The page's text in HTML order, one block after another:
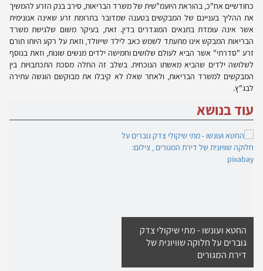
כחודשיים אח"כ, בהוראת היועמ"שית של משרד הבריאות, סירב בנק הזרע להמשיך
את ההליך בעניינם של המבקשים בטענה שמדובר בתרומת זרע שאינה אנונימית
אשר אינה עומדת בתנאים המוגדרים בדין. זאת, בעיקר משום שלגישת משרד
הבריאות המבקש אינו מתעתד לשמש כאב לילד שייוולד, וזאת על רקע היותו תורם
זרע "סדרתי" אשר הביא לעולם שלושים וחמישה ילדים מנשים שונות, וזאת בנוסף
לשלושה ילדים שהביא מאשתו הנוכחית. בשלב זה החלה מסכת התכתבויות בין
המבקשים למשרד הבריאות, ולאחר שאלו לא קיבלו את מבוקשם הוגשה עתירה
לבג"ץ.
עוד בנושא
החטא ועונשו - מתי שיקולי צדק
גוברים על חלוקה שוויונית של
דירת המגורים